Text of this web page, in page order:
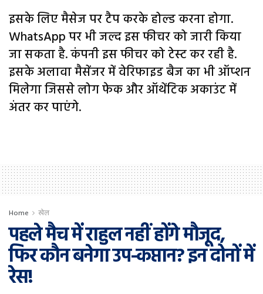
इसके लिए मैसेज पर टैप करके होल्ड करना होगा.
WhatsApp पर भी जल्द इस फीचर को जारी किया
जा सकता है. कंपनी इस फीचर को टेस्ट कर रही है.
इसके अलावा मैसेंजर में वेरिफाइड बैज का भी ऑप्शन
मिलेगा जिससे लोग फेक और ऑथेंटिक अकाउंट में
अंतर कर पाएंगे.
Home खेल
पहले मैच में राहुल नहीं होंगे मौजूद,
फिर कौन बनेगा उप-कप्तान? इन दोनों में
रेस!